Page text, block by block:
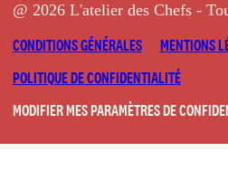
@ 2026 L'atelier des Chefs -
CONDITIONS GÉNÉRALES
MENTIONS
POLITIQUE DE CONFIDENTIALITÉ
MODIFIER MES PARAMÈTRES DE